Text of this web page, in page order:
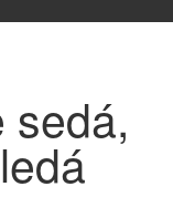
sedá,